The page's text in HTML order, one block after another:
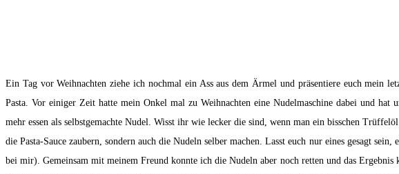
Ein Tag vor Weihnachten ziehe ich nochmal ein Ass aus dem Ärmel und präsentiere euch mein
Pasta. Vor einiger Zeit hatte mein Onkel mal zu Weihnachten eine Nudelmaschine dabei und
mehr essen als selbstgemachte Nudel. Wisst ihr wie lecker die sind, wenn man ein bisschen
die Pasta-Sauce zaubern, sondern auch die Nudeln selber machen. Lasst euch nur eines gesagt
bei mir). Gemeinsam mit meinem Freund konnte ich die Nudeln aber noch retten und das